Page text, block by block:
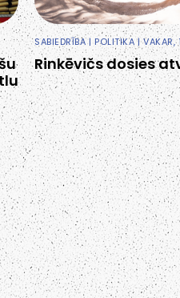
SABIEDRĪBA|POLITIKA| VAKAR,
Rinkēvičs dosies